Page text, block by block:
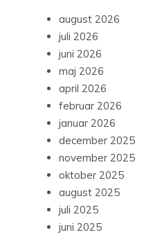
august 2026
juli 2026
juni 2026
maj 2026
april 2026
februar 2026
januar 2026
december 2025
november 2025
oktober 2025
august 2025
juli 2025
juni 2025